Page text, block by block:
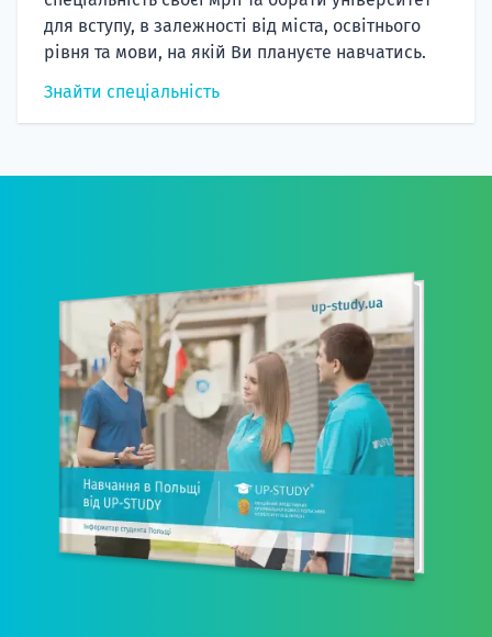
для вступу, в залежності від міста, освітнього
рівня та мови, на якій Ви плануєте навчатись.
Знайти спеціальність